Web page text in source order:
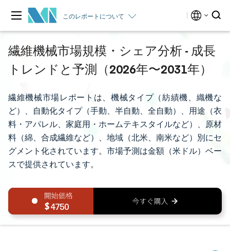
このレポートについて
繊維機械市場規模・シェア分析 - 成長
トレンドと予測（2026年〜2031年）
繊維機械市場レポートは、機械タイプ（紡績機、織機な
ど）、自動化タイプ（手動、半自動、全自動）、用途（衣
料・アパレル、家庭用・ホームテキスタイルなど）、原材
料（綿、合成繊維など）、地域（北米、南米など）別にセ
グメント化されています。市場予測は金額（米ドル）ベー
スで提供されています。
4750